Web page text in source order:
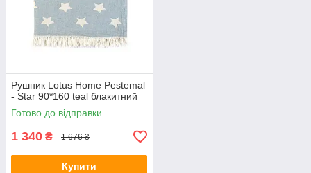
Рушник Lotus Home Pestemal
- Star 90*160 teal блакитний
Готово до відправки
1 340 ₴ 1 676 ₴
Купити